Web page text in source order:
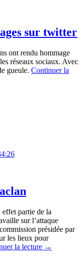
sur twitter
ont rendu hommage
réseaux sociaux. Avec
gueule. Continuer la
partie de la
sur l’attaque
présidée par
les lieux pour
la lecture →